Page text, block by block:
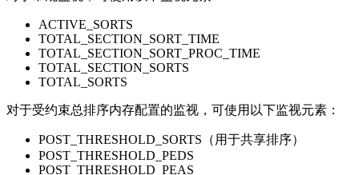
ACTIVE_SORTS
TOTAL_SECTION_SORT_TIME
TOTAL_SECTION_SORT_PROC_TIME
TOTAL_SECTION_SORTS
TOTAL_SORTS
对于受约束总排序内存配置的监视，可使用以下监视元素：
POST_THRESHOLD_SORTS（用于共享排序）
POST_THRESHOLD_PEDS
POST_THRESHOLD_PEAS